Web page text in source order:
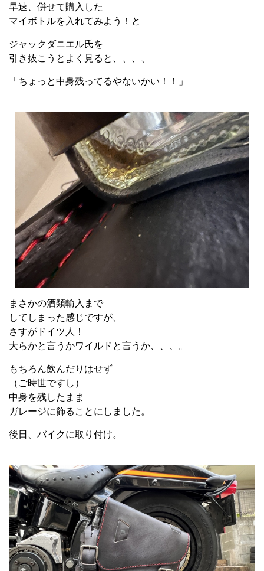
早速、併せて購入した
マイボトルを入れてみよう！と
ジャックダニエル氏を
引き抜こうとよく見ると、、、、
「ちょっと中身残ってるやないかい！！」
まさかの酒類輸入まで
してしまった感じですが、
さすがドイツ人！
大らかと言うかワイルドと言うか、、、。
もちろん飲んだりはせず
（ご時世ですし）
中身を残したまま
ガレージに飾ることにしました。
後日、バイクに取り付け。